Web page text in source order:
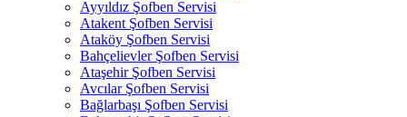
Ayyıldız Şofben Servisi
Atakent Şofben Servisi
Ataköy Şofben Servisi
Bahçelievler Şofben Servisi
Ataşehir Şofben Servisi
Avcılar Şofben Servisi
Bağlarbaşı Şofben Servisi